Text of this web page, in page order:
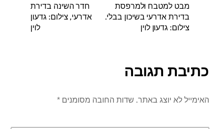
מבט למטבח ולמרפסת
בדירת אדרעי בשיכון בבלי.
צילום: גדעון לוין
חדר השינה בדירת
אדרעי, צילום: גדעון
לוין
כתיבת תגובה
האימייל לא יוצג באתר. שדות החובה מסומנים*